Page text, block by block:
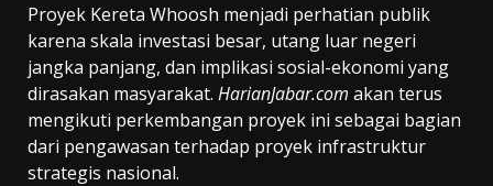
Proyek Kereta Whoosh menjadi perhatian publik
karena skala investasi besar, utang luar negeri
jangka panjang, dan implikasi sosial-ekonomi yang
dirasakan masyarakat. HarianJabar.com akan terus
mengikuti perkembangan proyek ini sebagai bagian
dari pengawasan terhadap proyek infrastruktur
strategis nasional.